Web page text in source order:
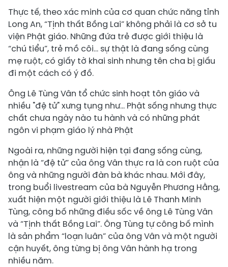
Thực tế, theo xác minh của cơ quan chức năng tỉnh
Long An, “Tịnh thất Bồng Lai” không phải là cơ sở tu
viện Phật giáo. Những đứa trẻ được giới thiệu là
“chú tiểu”, trẻ mồ côi… sự thật là đang sống cùng
mẹ ruột, có giấy tờ khai sinh nhưng tên cha bị giấu
đi một cách có ý đồ.
Ông Lê Tùng Vân tổ chức sinh hoạt tôn giáo và
nhiều "đệ tử" xưng tụng như... Phật sống nhưng thực
chất chưa ngày nào tu hành và có những phát
ngôn vi phạm giáo lý nhà Phật
Ngoài ra, những người hiện tại đang sống cùng,
nhận là “đệ tử” của ông Vân thực ra là con ruột của
ông và những người đàn bà khác nhau. Mới đây,
trong buổi livestream của bà Nguyễn Phương Hằng,
xuất hiện một người giới thiệu là Lê Thanh Minh
Tùng, công bố những điều sốc về ông Lê Tùng Vân
và “Tịnh thất Bồng Lai”. Ông Tùng tự công bố mình
là sản phẩm “loạn luân” của ông Vân và một người
cận huyết, ông từng bị ông Vân hành hạ trong
nhiều năm.